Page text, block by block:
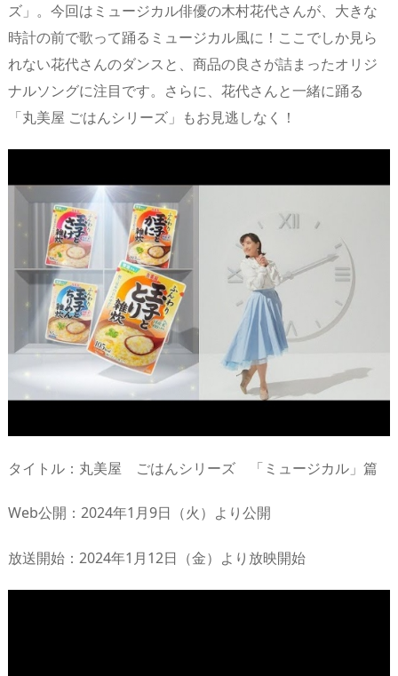
ズ」。今回はミュージカル俳優の木村花代さんが、大きな
時計の前で歌って踊るミュージカル風に！ここでしか見ら
れない花代さんのダンスと、商品の良さが詰まったオリジ
ナルソングに注目です。さらに、花代さんと一緒に踊る
「丸美屋 ごはんシリーズ」もお見逃しなく！
タイトル：丸美屋 ごはんシリーズ 「ミュージカル」篇
Web公開：2024年1月9日（火）より公開
放送開始：2024年1月12日（金）より放映開始